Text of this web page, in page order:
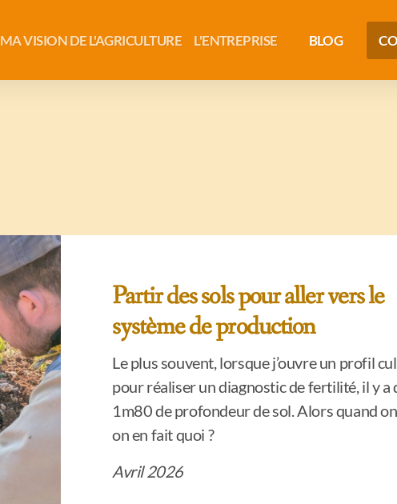
MA VISION DE L'AGRICULTURE L'ENTREPRISE BLOG
Partir des sols pour aller vers le
système de production
Le plus souvent, lorsque j’ouvre un profil
pour réaliser un diagnostic de fertilité, il y a
1m80 de profondeur de sol. Alors quand
on en fait quoi ?
Avril 2026